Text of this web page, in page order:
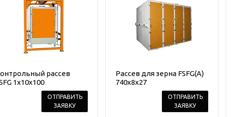
рассев
1x10x100
ОТПРАВИТЬ
ЗАЯВКУ
Рассев для зерна FSFG(A)
740x8x27
ОТПРАВИТЬ
ЗАЯВКУ